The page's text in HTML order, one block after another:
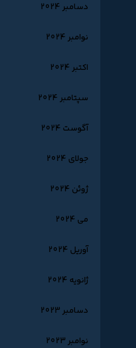
دسامبر 2024
نوامبر 2024
اکتبر 2024
سپتامبر 2024
آگوست 2024
جولای 2024
ژوئن 2024
می 2024
آوریل 2024
ژانویه 2024
دسامبر 2023
نوامبر 2023